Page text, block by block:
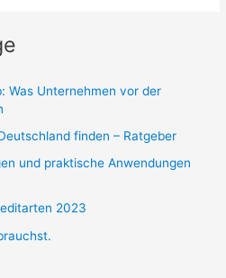
Was Unternehmen vor der
finden – Ratgeber
und praktische Anwendungen
2023